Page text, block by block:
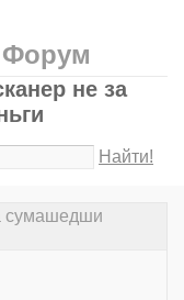
не за
Найти!
сумашедши